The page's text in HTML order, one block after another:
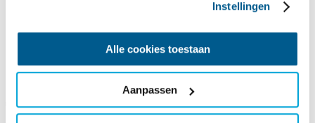
Instellingen
Alle cookies toestaan
Aanpassen
Teamco